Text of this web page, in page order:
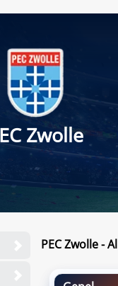
Zwolle
PEC Zwolle -